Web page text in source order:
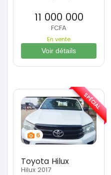
11 000 000
FCFA
En vente
Voir détails
6
Toyota Hilux
Hilux 2017
SPÉCIAL